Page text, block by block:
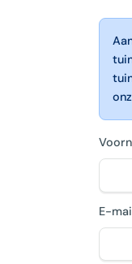
E-